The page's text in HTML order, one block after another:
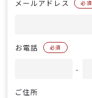
メールアドレス 必須
お電話 必須
-
ご住所